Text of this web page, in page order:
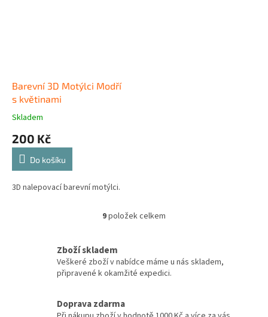
Barevní 3D Motýlci Modří
s květinami
Skladem
200 Kč
Do košíku
3D nalepovací barevní motýlci.
O
d
a
p
9položek celkem
Zboží skladem
Veškeré zboží v nabídce máme u nás skladem,
připravené k okamžité expedici.
Doprava zdarma